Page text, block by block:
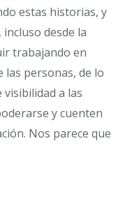
estas historias, y
desde la
trabajando en
personas, de lo
a las
y cuenten
Nos parece que